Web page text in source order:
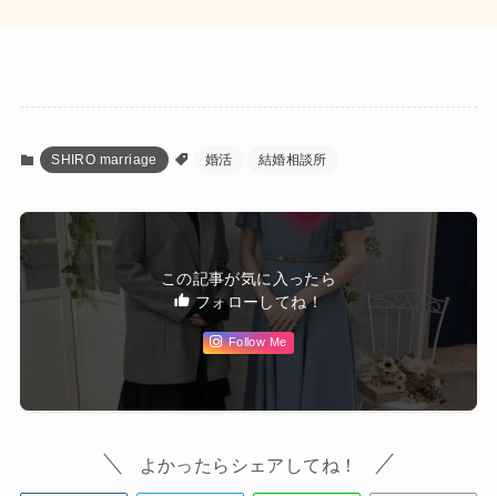
SHIRO marriage 婚活 結婚相談所
この記事が気に入ったら
フォローしてね！
Follow Me
よかったらシェアしてね！